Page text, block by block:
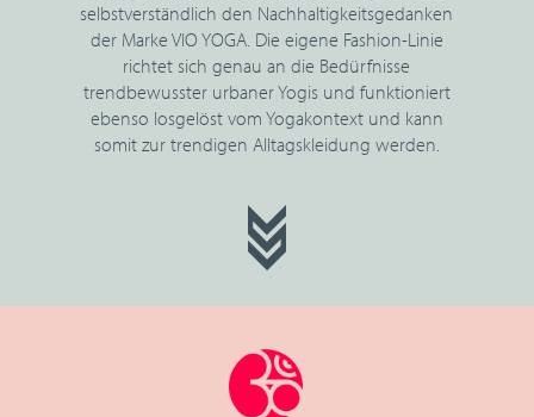
selbstverständlich den Nachhaltigkeitsgedanken
der Marke VIO YOGA. Die eigene Fashion-Linie
richtet sich genau an die Bedürfnisse
trendbewusster urbaner Yogis und funktioniert
ebenso losgelöst vom Yogakontext und kann
somit zur trendigen Alltagskleidung werden.